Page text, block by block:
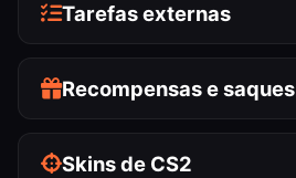
Tarefas externas
Recompensas e saques
Skins de CS2